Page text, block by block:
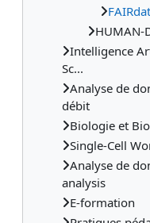
HUMAN-
Intelligence
Sc...
Analyse de
débit
Biologie et
Single-Cell
Analyse de
analysis
E-formation